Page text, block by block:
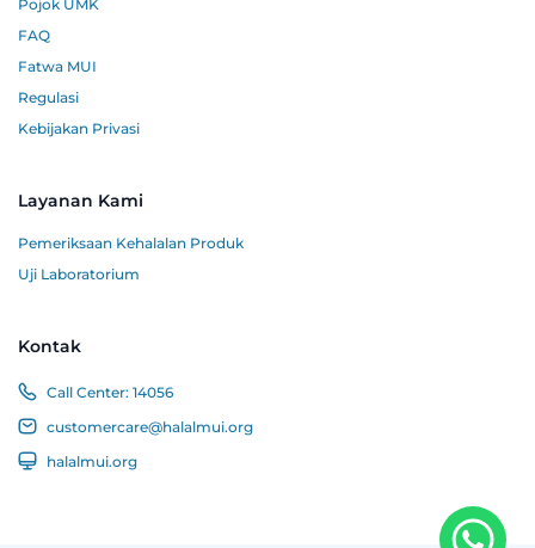
Pojok UMK
FAQ
Fatwa MUI
Regulasi
Kebijakan Privasi
Layanan Kami
Pemeriksaan Kehalalan Produk
Uji Laboratorium
Kontak
Call Center: 14056
customercare@halalmui.org
halalmui.org